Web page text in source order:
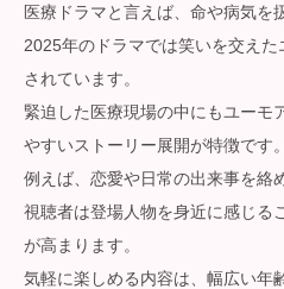
医療ドラマと言えば、命や病気を
2025年のドラマでは笑いを交え
されています。
緊迫した医療現場の中にもユーモ
やすいストーリー展開が特徴です。
例えば、恋愛や日常の出来事を絡
視聴者は登場人物を身近に感じる
が高まります。
気軽に楽しめる内容は、幅広い年